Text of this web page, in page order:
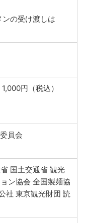
ンの受け渡しは
円（税込）
員会
国土交通省 観光
ン協会 全国製麺協
社 東京観光財団 読